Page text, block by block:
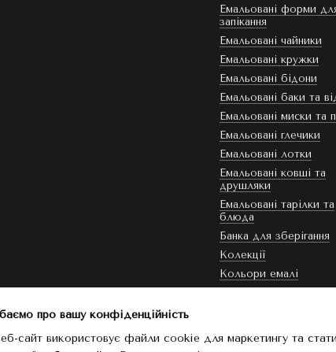
Емальовані форми
запікання
Емальовані чайники
Емальовані кружки
Емальовані бідони
Емальовані баки та
Емальовані миски та
Емальовані глечики
Емальовані лотки
Емальовані ковші та
друшляки
Емальовані тарілки та
блюда
Банка для зберігання
Колекції
Кольори емалі
про вашу конфіденційність
сайт використовує файли cookie для маркетингу та